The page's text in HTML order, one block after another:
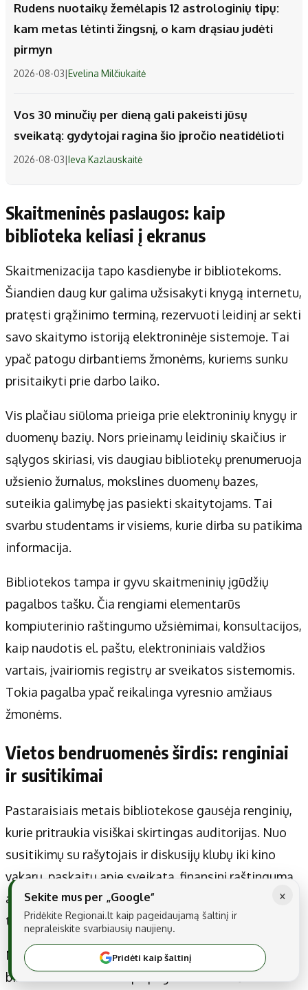
Rudens nuotaikų žemėlapis 12 astrologinių tipų:
kam metas lėtinti žingsnį, o kam drąsiau judėti
pirmyn
2026-08-03|Evelina Milčiukaitė
Vos 30 minučių per dieną gali pakeisti jūsų
sveikatą: gydytojai ragina šio įpročio neatidėlioti
2026-08-03|Ieva Kazlauskaitė
Skaitmeninės paslaugos: kaip
biblioteka keliasi į ekranus
Skaitmenizacija tapo kasdienybe ir bibliotekoms.
Šiandien daug kur galima užsisakyti knygą internetu,
pratęsti grąžinimo terminą, rezervuoti leidinį ar sekti
savo skaitymo istoriją elektroninėje sistemoje. Tai
ypač patogu dirbantiems žmonėms, kuriems sunku
prisitaikyti prie darbo laiko.
Vis plačiau siūloma prieiga prie elektroninių knygų ir
duomenų bazių. Nors prieinamų leidinių skaičius ir
sąlygos skiriasi, vis daugiau bibliotekų prenumeruoja
užsienio žurnalus, mokslines duomenų bazes,
suteikia galimybę jas pasiekti skaitytojams. Tai
svarbu studentams ir visiems, kurie dirba su patikima
informacija.
Bibliotekos tampa ir gyvu skaitmeninių įgūdžių
pagalbos tašku. Čia rengiami elementarūs
kompiuterinio raštingumo užsiėmimai, konsultacijos,
kaip naudotis el. paštu, elektroniniais valdžios
vartais, įvairiomis registrų ar sveikatos sistemomis.
Tokia pagalba ypač reikalinga vyresnio amžiaus
žmonėms.
Vietos bendruomenės širdis: renginiai
ir susitikimai
Pastaraisiais metais bibliotekose gausėja renginių,
kurie pritraukia visiškai skirtingas auditorijas. Nuo
susitikimų su rašytojais ir diskusijų klubų iki kino
vakarų, paskaitų apie sveikatą, finansinį raštingumą
ar tvarumą, bibliotekos veikla seniai peržengė
tradicinio skaitymo rėmus.
Mažesniuose miesteliuose ir kaimo vietovėse
biblioteka neretai tampa pagrindiniu kultūriniu
×
Sekite mus per „Google“
Pridėkite Regionai.lt kaip pageidaujamą šaltinį ir
nepraleiskite svarbiausių naujienų.
Pridėti kaip šaltinį